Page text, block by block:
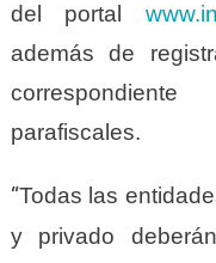
del portal
además de
parafiscales.
“Todas las
y privado